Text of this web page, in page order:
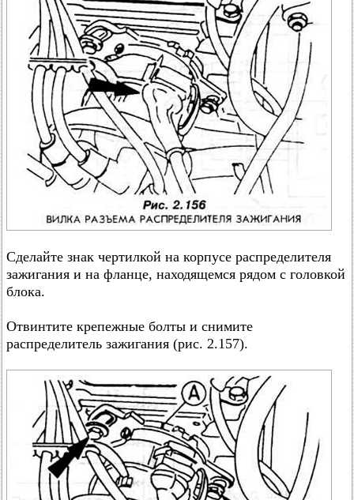
Сделайте знак чертилкой на корпусе распределителя
зажигания и на фланце, находящемся рядом с головкой
блока.
Отвинтите крепежные болты и снимите
распределитель зажигания (рис. 2.157).